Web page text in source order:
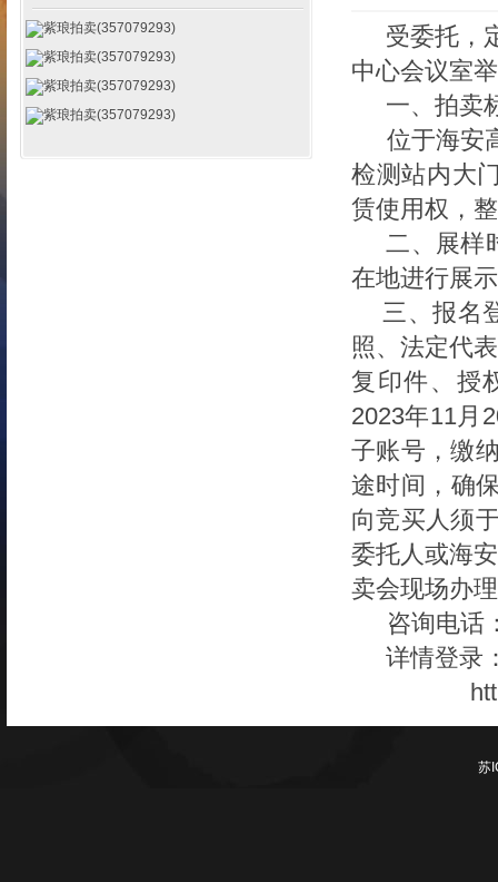
紫琅拍卖(357079293)
紫琅拍卖(357079293)
紫琅拍卖(357079293)
紫琅拍卖(357079293)
受委托，
中心会议室
一、拍卖
位于海安
检测站内大
赁使用权，
二、展样
在地进行展
三、报名
照、法定代
复印件、授
2023年11月
子账号，缴
途时间，确
向竞买人须
委托人或海
卖会现场办
咨询电话
详情登录
苏